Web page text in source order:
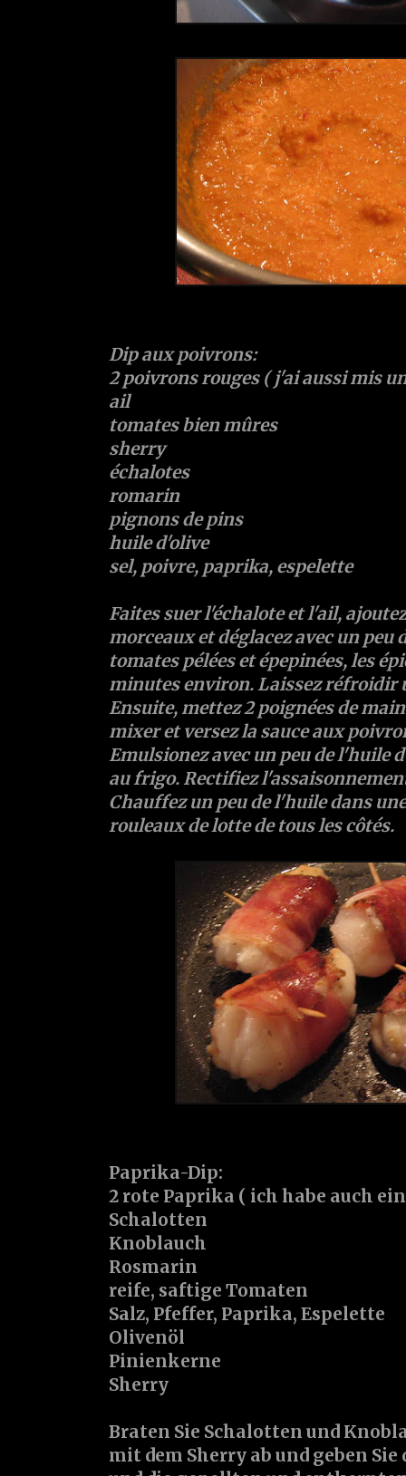
Dip aux poivrons:
2 poivrons rouges ( j'ai aussi mis
ail
tomates bien mûres
sherry
échalotes
romarin
pignons de pins
huile d'olive
sel, poivre, paprika, espelette
Faites suer l'échalote et l'ail,
morceaux et déglacez avec un peu
tomates pélées et épepinées, les
minutes environ. Laissez réfroidir
Ensuite, mettez 2 poignées de
mixer et versez la sauce aux
Emulsionez avec un peu de l'huile
au frigo. Rectifiez
Chauffez un peu de l'huile dans
rouleaux de lotte de tous les côtés.
Paprika-Dip:
2 rote Paprika ( ich habe auch
Schalotten
Knoblauch
Rosmarin
reife, saftige Tomaten
Salz, Pfeffer, Paprika, Espelette
Olivenöl
Pinienkerne
Sherry
Braten Sie Schalotten und
mit dem Sherry ab und geben